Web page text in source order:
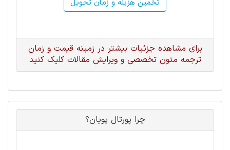
تخمین هزینه و زمان تحویل
برای مشاهده جزئیات بیشتر در زمینه قیمت و زمان
ترجمه متون تخصصی و ویرایش مقالات کلیک کنید
چرا پورتال پویان؟